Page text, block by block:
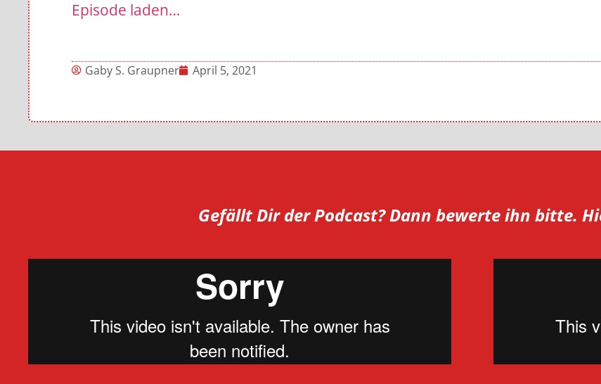
Episode laden…
Gaby S. Graupner April 5, 2021
Gefällt Dir der Podcast? Dann bewerte ihn bitte.